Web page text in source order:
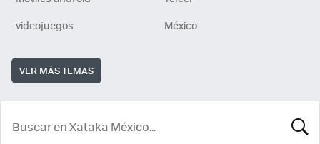
videojuegos
México
VER MÁS TEMAS